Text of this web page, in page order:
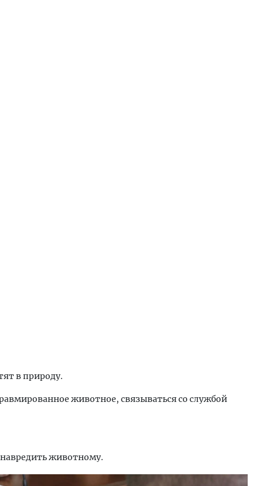
в природу.
животное, связываться со службой
животному.